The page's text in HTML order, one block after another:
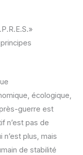
écologique,
guerre est
n’est pas de
plus, mais
de stabilité